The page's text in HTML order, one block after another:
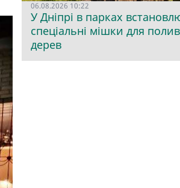
06.08.2026 10:22
У Дніпрі в парках
спеціальні мішки для
дерев